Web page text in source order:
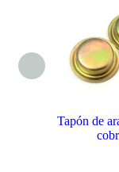
Arandela de